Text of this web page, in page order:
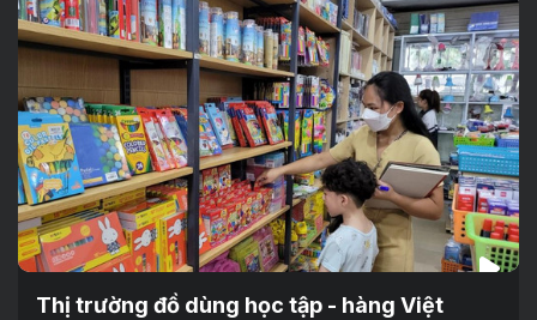
Thị trường đồ dùng học tập - hàng Việt